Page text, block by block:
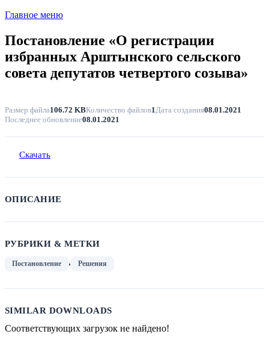
Главное меню
Постановление «О регистрации
избранных Арштынского сельского
совета депутатов четвертого созыва»
Размер файла106.72 KBКоличество файлов1 Дата создания08.01.2021
Последнее обновление08.01.2021
Скачать
ОПИСАНИЕ
РУБРИКИ & МЕТКИ
Постановление , Решения
SIMILAR DOWNLOADS
Соответствующих загрузок не найдено!